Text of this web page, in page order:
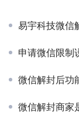
易宇科技微信
申请微信限制
微信解封后功
微信解封商家